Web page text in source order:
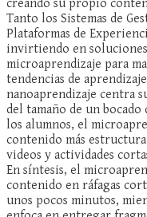
creando su propio
Tanto los Sistemas de
Plataformas de
invirtiendo en
microaprendizaje para
tendencias de
nanoaprendizaje centra
del tamaño de un
los alumnos, el
contenido más
videos y actividades
En síntesis, el
contenido en ráfagas
unos pocos minutos,